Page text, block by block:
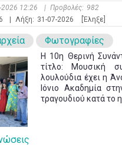
2026 12:26 | Προβολές: 982
Λήξη: 31-07-2026 [Έληξε]
Φωτογραφίες
Η 10η Θερινή
τίτλο: Μουσική
λουλούδια έχει η
Ιόνιο Ακαδημία
τραγουδιού κατά το